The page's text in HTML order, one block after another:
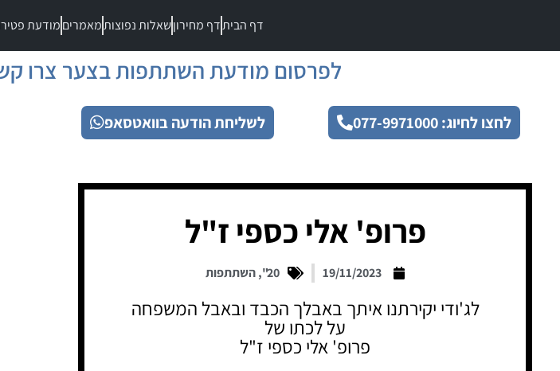
דף הביתדף מחירוןשאלות נפוצותמאמריםמודעת
לפרסום מודעת השתתפות בצער צרו
לחצו לחיוג: 077-9971000 לשליחת הודעה בוואטסאפ
פרופ' אלי כספי ז"ל
19/11/2023
20"
,השתתפות
לג'ודי יקירתנו איתך באבלך הכבד ובאבל המשפחה
על לכתו של
פרופ' אלי כספי ז"ל